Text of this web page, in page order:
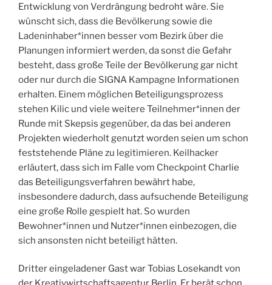
Entwicklung von Verdrängung bedroht wäre. Sie
wünscht sich, dass die Bevölkerung sowie die
Ladeninhaber*innen besser vom Bezirk über die
Planungen informiert werden, da sonst die Gefahr
besteht, dass große Teile der Bevölkerung gar nicht
oder nur durch die SIGNA Kampagne Informationen
erhalten. Einem möglichen Beteiligungsprozess
stehen Kilic und viele weitere Teilnehmer*innen der
Runde mit Skepsis gegenüber, da das bei anderen
Projekten wiederholt genutzt worden seien um schon
feststehende Pläne zu legitimieren. Keilhacker
erläutert, dass sich im Falle vom Checkpoint Charlie
das Beteiligungsverfahren bewährt habe,
insbesondere dadurch, dass aufsuchende Beteiligung
eine große Rolle gespielt hat. So wurden
Bewohner*innen und Nutzer*innen einbezogen, die
sich ansonsten nicht beteiligt hätten.
Dritter eingeladener Gast war Tobias Losekandt von